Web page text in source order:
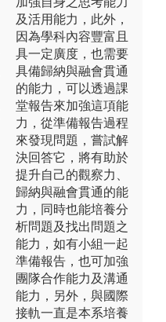
及活用能力，此外，
因為學科內容豐富且
具一定廣度，也需要
具備歸納與融會貫通
的能力，可以透過課
堂報告來加強這項能
力，從準備報告過程
來發現問題，嘗試解
決回答它，將有助於
提升自己的觀察力、
歸納與融會貫通的能
力，同時也能培養分
析問題及找出問題之
能力，如有小組一起
準備報告，也可加強
團隊合作能力及溝通
能力，另外，與國際
接軌一直是本系培養